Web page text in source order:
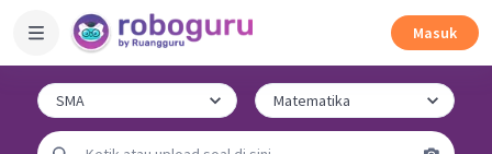
Masuk